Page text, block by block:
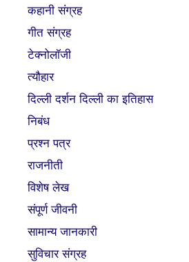
कहानी संग्रह
गीत संग्रह
टेक्नोलॉजी
त्यौहार
दिल्ली दर्शन दिल्ली का इतिहास
निबंध
प्रश्न पत्र
राजनीती
विशेष लेख
संपूर्ण जीवनी
सामान्य जानकारी
सुविचार संग्रह